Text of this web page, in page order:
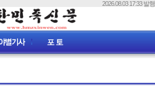
2026.08.03 17:33 발행